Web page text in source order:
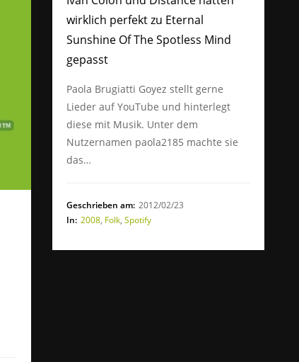
wirklich perfekt zu Eternal
Sunshine Of The Spotless Mind
gepasst
Paola Brugiatti Goyez stellt gerne
Lieder auf YouTube und hinterlegt
diese mit Musik. Unter dem
Nutzernamen paola2185 machte sie
das…
Geschrieben am: 2012/02/23
In: 2008, Folk, Spotify